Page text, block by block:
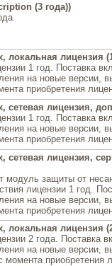
(3 года))
локальная лицензия
1 год. Поставка
на новые версии,
приобретения
сетевая лицензия,
1 год. Поставка
на новые версии,
приобретения
сетевая лицензия,
модуль защиты от
лицензии 1 год.
на новые версии,
приобретения
локальная лицензия
2 года. Поставка
на новые версии,
момента приобретения